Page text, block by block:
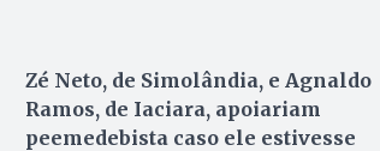
Zé Neto, de Simolândia, e Agnaldo
Ramos, de Iaciara, apoiariam
peemedebista caso ele estivesse